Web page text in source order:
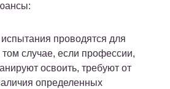
проводятся для
том случае, если профессии,
освоить, требуют от
определенных